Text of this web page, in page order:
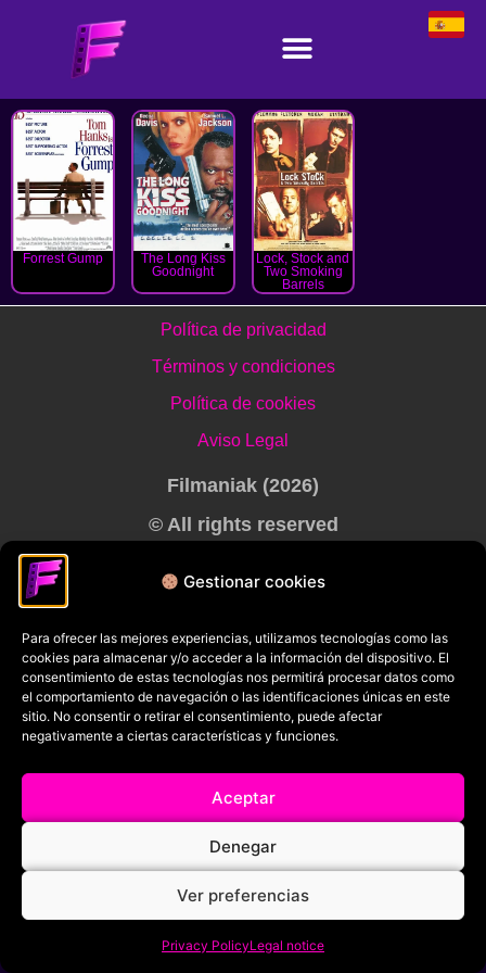
Gestionar cookies
Para ofrecer las mejores experiencias, utilizamos tecnologías como las
cookies para almacenar y/o acceder a la información del dispositivo. El
consentimiento de estas tecnologías nos permitirá procesar datos como
el comportamiento de navegación o las identificaciones únicas en este
sitio. No consentir o retirar el consentimiento, puede afectar
negativamente a ciertas características y funciones.
Aceptar
Denegar
Ver preferencias
Privacy PolicyLegal notice
Forrest Gump
The Long Kiss
Goodnight
Lock, Stock and
Two Smoking
Barrels
Política de privacidad
Términos y condiciones
Política de cookies
Aviso Legal
Filmaniak (2026)
© All rights reserved